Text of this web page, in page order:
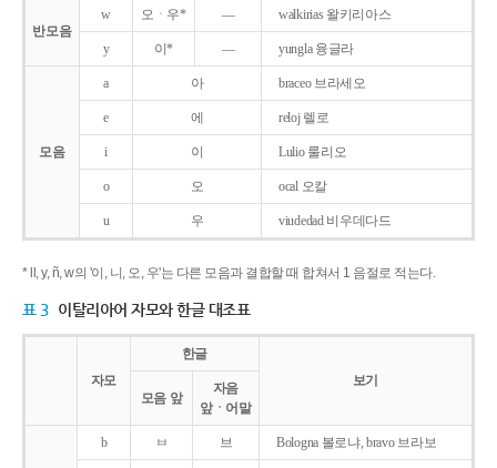
반모음
w 오ㆍ우* ― walkirias 왈키리아스
y 이* ― yungla 융글라
모음
a 아 braceo 브라세오
e 에 reloj 렐로
i 이 Lulio 룰리오
o 오 ocal 오칼
u 우 viudedad 비우데다드
* ll, y, ñ, w의 '이, 니, 오, 우'는 다른 모음과 결합할 때 합쳐서 1 음절로 적는다.
표 3 이탈리아어 자모와 한글 대조표
자모
한글
보기
모음 앞
자음
앞ㆍ어말
b ㅂ 브 Bologna 볼로냐, bravo 브라보